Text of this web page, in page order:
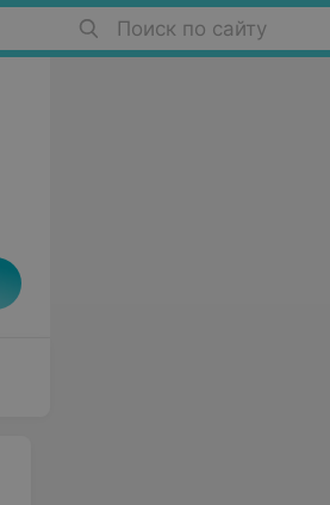
Поиск по сайту